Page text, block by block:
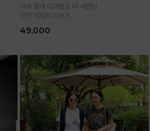
어깨 절개 디테일로 더 세련된
모던 데일리 티셔츠
49,000